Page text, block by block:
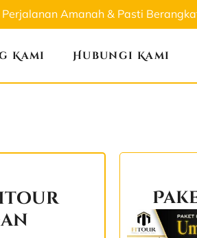
Amanah & Pasti
Kami Hubungi Kami